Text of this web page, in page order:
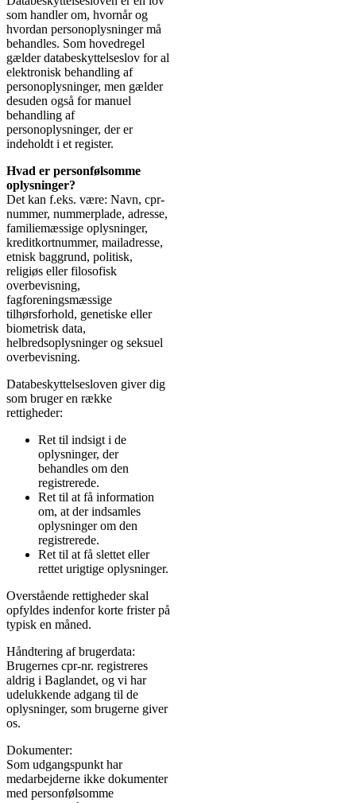
som handler om, hvornår og
hvordan personoplysninger må
behandles. Som hovedregel
gælder databeskyttelseslov for al
elektronisk behandling af
personoplysninger, men gælder
desuden også for manuel
behandling af
personoplysninger, der er
indeholdt i et register.
Hvad er personfølsomme
oplysninger?
Det kan f.eks. være: Navn, cpr-
nummer, nummerplade, adresse,
familiemæssige oplysninger,
kreditkortnummer, mailadresse,
etnisk baggrund, politisk,
religiøs eller filosofisk
overbevisning,
fagforeningsmæssige
tilhørsforhold, genetiske eller
biometrisk data,
helbredsoplysninger og seksuel
overbevisning.
Databeskyttelsesloven giver dig
som bruger en række
rettigheder:
Ret til indsigt i de
oplysninger, der
behandles om den
registrerede.
Ret til at få information
om, at der indsamles
oplysninger om den
registrerede.
Ret til at få slettet eller
rettet urigtige oplysninger.
Overstående rettigheder skal
opfyldes indenfor korte frister på
typisk en måned.
Håndtering af brugerdata:
Brugernes cpr-nr. registreres
aldrig i Baglandet, og vi har
udelukkende adgang til de
oplysninger, som brugerne giver
os.
Dokumenter:
Som udgangspunkt har
medarbejderne ikke dokumenter
med personfølsomme